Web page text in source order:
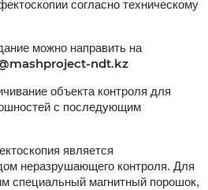
согласно техническому
можно направить на
ndt.kz
объекта контроля для
с последующим
является
неразрушающего контроля. Для
специальный магнитный порошок,